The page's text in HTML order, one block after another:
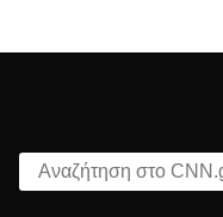
Αναζήτηση στο CNN.gr